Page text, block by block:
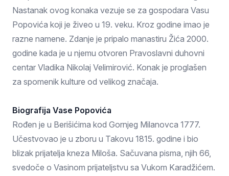
Nastanak ovog konaka vezuje se za gospodara Vasu
Popovića koji je živeo u 19. veku. Kroz godine imao je
razne namene. Zdanje je pripalo manastiru Žića 2000.
godine kada je u njemu otvoren Pravoslavni duhovni
centar Vladika Nikolaj Velimirović. Konak je proglašen
za spomenik kulture od velikog značaja.
Biografija Vase Popovića
Rođen je u Berišićima kod Gornjeg Milanovca 1777.
Učestvovao je u zboru u Takovu 1815. godine i bio
blizak prijatelja kneza Miloša. Sačuvana pisma, njih 66,
svedoče o Vasinom prijateljstvu sa Vukom Karadžićem.